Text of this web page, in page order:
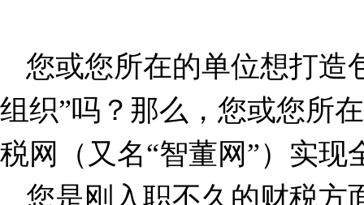
您或您所在的单位想打造
组织”吗？那么，您或您所
税网（又名“智董网”）实
您是刚入职不久的财税方